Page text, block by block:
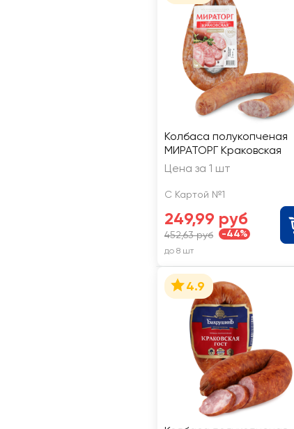
Колбаса полукопченая
МИРАТОРГ Краковская
Цена за 1 шт
С Картой №1
249,99 руб
452,63 руб -44%
до 8 шт
4.9